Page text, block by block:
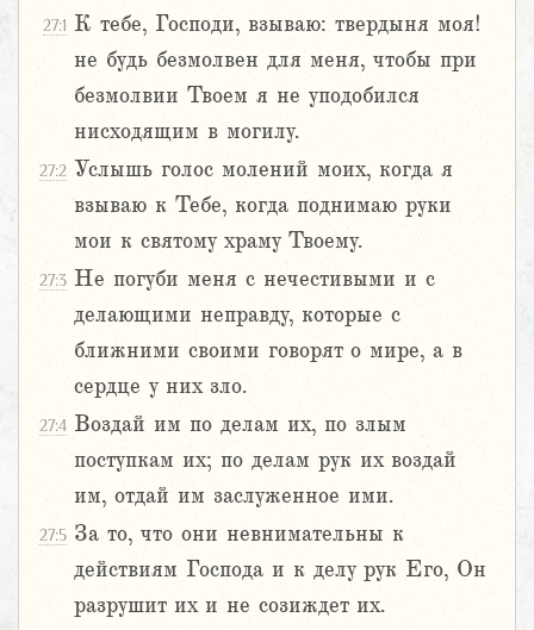
27:1 К тебе, Господи, взываю: твердыня моя!
не будь безмолвен для меня, чтобы при
безмолвии Твоем я не уподобился
нисходящим в могилу.
27:2 Услышь голос молений моих, когда я
взываю к Тебе, когда поднимаю руки
мои к святому храму Твоему.
27:3 Не погуби меня с нечестивыми и с
делающими неправду, которые с
ближними своими говорят о мире, а в
сердце у них зло.
27:4 Воздай им по делам их, по злым
поступкам их; по делам рук их воздай
им, отдай им заслуженное ими.
27:5 За то, что они невнимательны к
действиям Господа и к делу рук Его, Он
разрушит их и не созиждет их.